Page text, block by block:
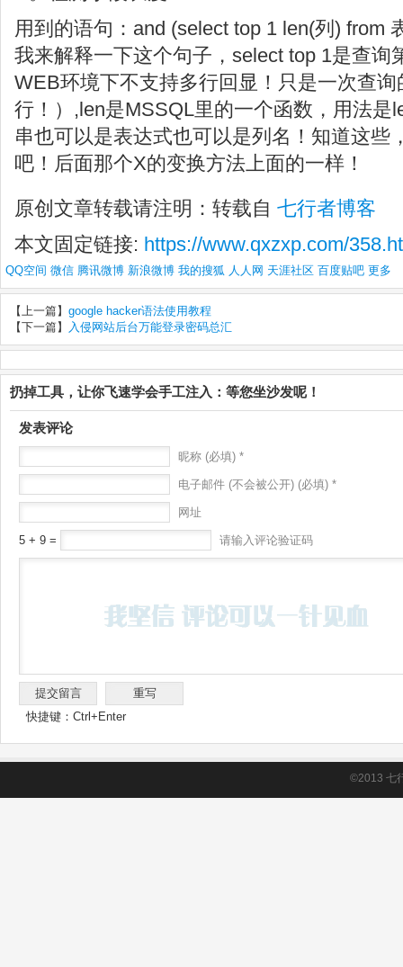
用到的语句：and (select top 1 len(列) from
我来解释一下这个句子，select top 1是查询
WEB环境下不支持多行回显！只是一次查
行！）,len是MSSQL里的一个函数，用法是
串也可以是表达式也可以是列名！知道这些
吧！后面那个X的变换方法上面的一样！
原创文章转载请注明：转载自 七行者博客
本文固定链接: https://www.qxzxp.com/
QQ空间 微信 腾讯微博 新浪微博 我的搜狐 人人网 天涯社区 百度贴吧 更多
【上一篇】 google hacker语法使用教程
【下一篇】
入侵网站后台万能登录密码总汇
扔掉工具，让你飞速学会手工注入：等您坐沙发呢！
发表评论
昵称 (必填) *
电子邮件 (不会被公开) (必填) *
网址
5 + 9 = 请输入评论验证码
快捷键：Ctrl+Enter
©2013 七